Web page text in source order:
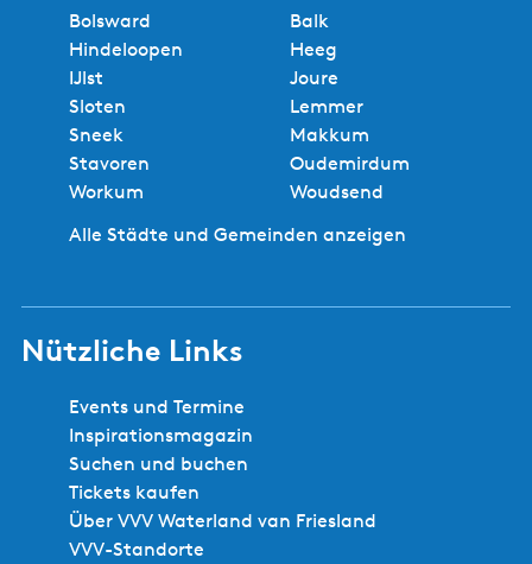
Bolsward
Balk
Hindeloopen
Heeg
IJlst
Joure
Sloten
Lemmer
Sneek
Makkum
Stavoren
Oudemirdum
Workum
Woudsend
Alle Städte und Gemeinden anzeigen
Nützliche Links
Events und Termine
Inspirationsmagazin
Suchen und buchen
Tickets kaufen
Über VVV Waterland van Friesland
VVV-Standorte